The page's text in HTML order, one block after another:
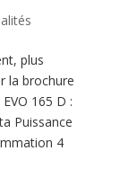
plus
la brochure
165 D :
Puissance
4